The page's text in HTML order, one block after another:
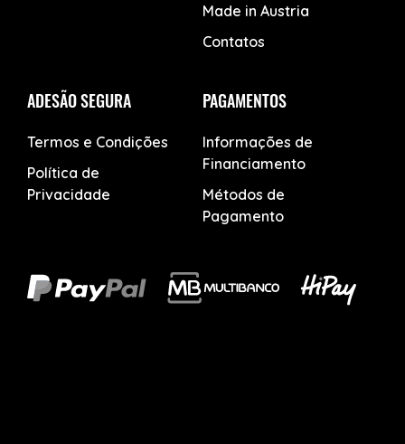
Made in Austria
Contatos
ADESÃO SEGURA
Termos e Condições
Política de
Privacidade
PAGAMENTOS
Informações de
Financiamento
Métodos de
Pagamento